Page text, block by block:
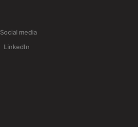
Social media
LinkedIn